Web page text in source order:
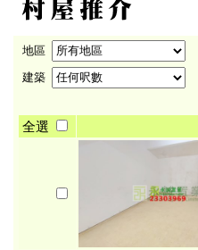
地區
建築
全選